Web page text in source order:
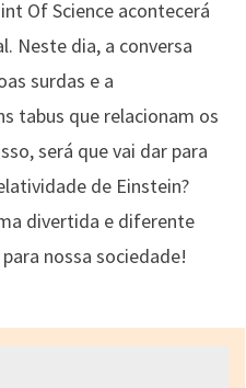
Of Science acontecerá
Neste dia, a conversa
surdas e a
tabus que relacionam os
será que vai dar para
de Einstein?
divertida e diferente
nossa sociedade!